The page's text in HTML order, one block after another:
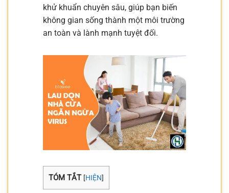
khử khuẩn chuyên sâu, giúp bạn biến
không gian sống thành một môi trường
an toàn và lành mạnh tuyệt đối.
TÓM TẮT [HIỆN]